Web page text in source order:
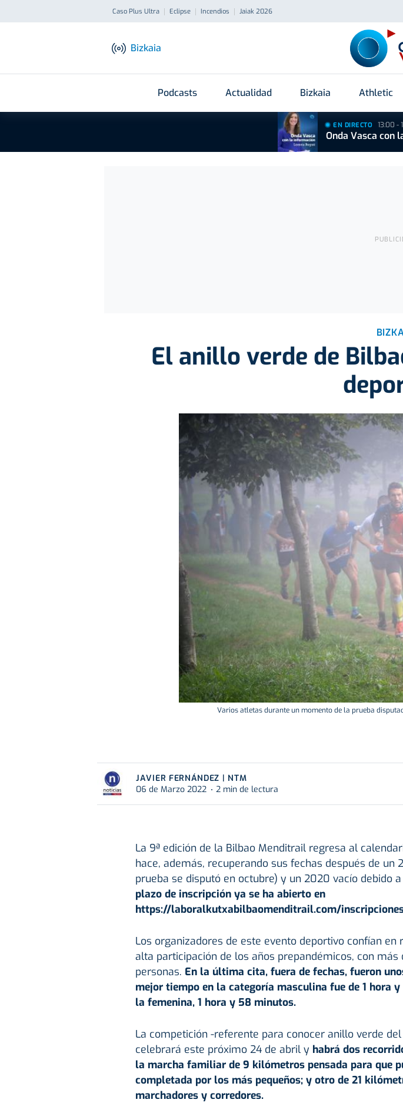
Caso Plus Ultra Eclipse Incendios Jaiak 2026
Bizkaia
Podcasts Actualidad Bizkaia Athletic
EN DIRECTO 13:00 -
Onda Vasca con
El anillo verde de
Varios atletas durante un momento de la prueba
JAVIER FERNÁNDEZ | NTM
06 de Marzo 2022
2 min de lectura
La 9ª edición de la Bilbao Menditrail regresa al
hace, además, recuperando sus fechas después de un
prueba se disputó en octubre) y un 2020 vacío debido
plazo de inscripción ya se ha abierto en
https://laboralkutxabilbaomenditrail.com/
Los organizadores de este evento deportivo confían en
alta participación de los años prepandémicos, con
personas. En la última cita, fuera de fechas, fueron
mejor tiempo en la categoría masculina fue de 1 hora
la femenina, 1 hora y 58 minutos.
La competición -referente para conocer anillo verde
celebrará este próximo 24 de abril y habrá dos
la marcha familiar de 9 kilómetros pensada para que
completada por los más pequeños; y otro de 21
marchadores y corredores.